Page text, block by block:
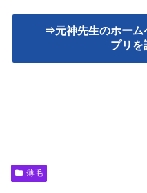
⇒元神先生のホーム
プリを
薄毛